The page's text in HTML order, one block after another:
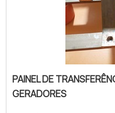
PAINEL DE
GERADORES